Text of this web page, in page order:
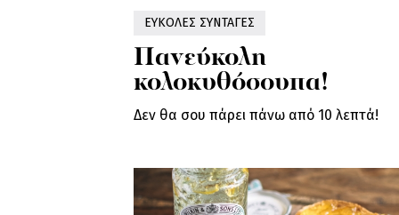
ΕΥΚΟΛΕΣ ΣΥΝΤΑΓΕΣ
Πανεύκολη
κολοκυθόσουπα!
Δεν θα σου πάρει πάνω από 10 λεπτά!